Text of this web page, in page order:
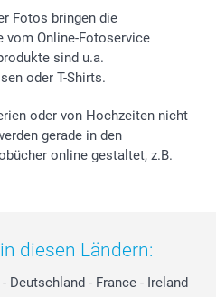
Fotos bringen die
vom Online-Fotoservice
sind u.a.
oder T-Shirts.
oder von Hochzeiten nicht
gerade in den
online gestaltet, z.B.
diesen Ländern:
- Deutschland - France - Ireland